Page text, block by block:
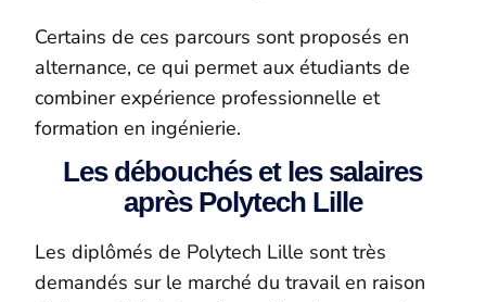
Certains de ces parcours sont proposés en
alternance, ce qui permet aux étudiants de
combiner expérience professionnelle et
formation en ingénierie.
Les débouchés et les salaires
après Polytech Lille
Les diplômés de Polytech Lille sont très
demandés sur le marché du travail en raison